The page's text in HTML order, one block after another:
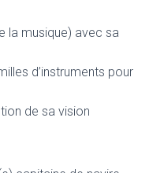
la musique) avec sa
d’instruments pour
de sa vision